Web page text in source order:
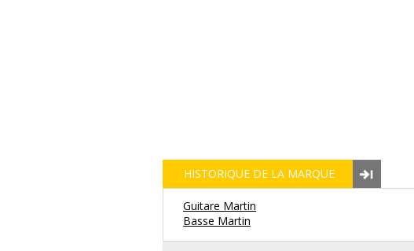
HISTORIQUE DE LA MARQUE
Guitare Martin
Basse Martin